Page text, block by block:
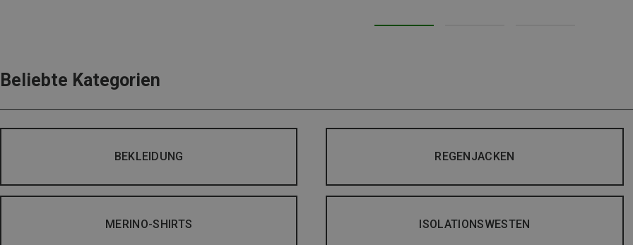
Beliebte Kategorien
BEKLEIDUNG REGENJACKEN
MERINO-SHIRTS ISOLATIONSWESTEN